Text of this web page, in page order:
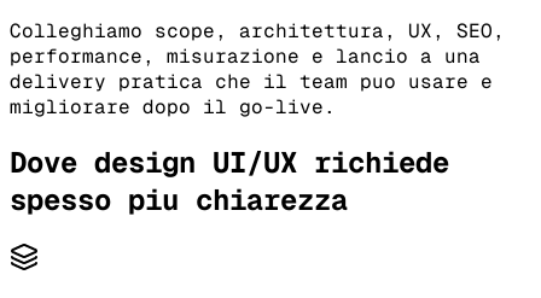
Colleghiamo scope, architettura, UX, SEO,
performance, misurazione e lancio a una
delivery pratica che il team puo usare e
migliorare dopo il go-live.
Dove design UI/UX richiede
spesso piu chiarezza